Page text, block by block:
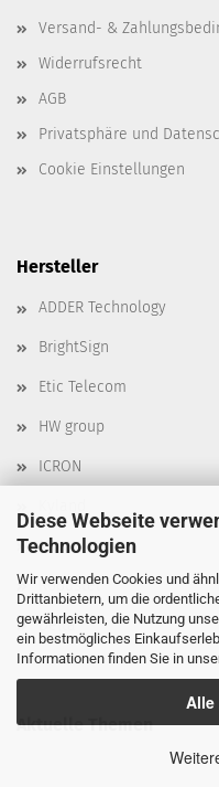
Diese Webseite
Technologien
Wir verwenden Cookies und
Drittanbietern, um die
gewährleisten, die Nutzung
ein bestmögliches
Informationen finden Sie in
Alle
Versand- &
Widerrufsrecht
AGB
Privatsphäre und
Cookie Einstellungen
Hersteller
ADDER Technology
BrightSign
Etic Telecom
HW group
ICRON
Moxa
Robustel
Delta
Aktuelle Themen